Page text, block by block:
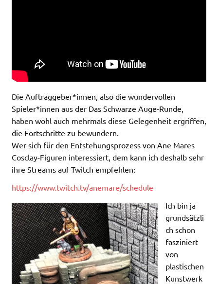
Die Auftraggeber*innen, also die wundervollen
Spieler*innen aus der Das Schwarze Auge-Runde,
haben wohl auch mehrmals diese Gelegenheit ergriffen,
die Fortschritte zu bewundern.
Wer sich für den Entstehungsprozess von Ane Mares
Cosclay-Figuren interessiert, dem kann ich deshalb sehr
ihre Streams auf Twitch empfehlen:
https://www.twitch.tv/anemare/schedule
Ich bin ja
grundsätzli
ch schon
fasziniert
von
plastischen
Kunstwerk